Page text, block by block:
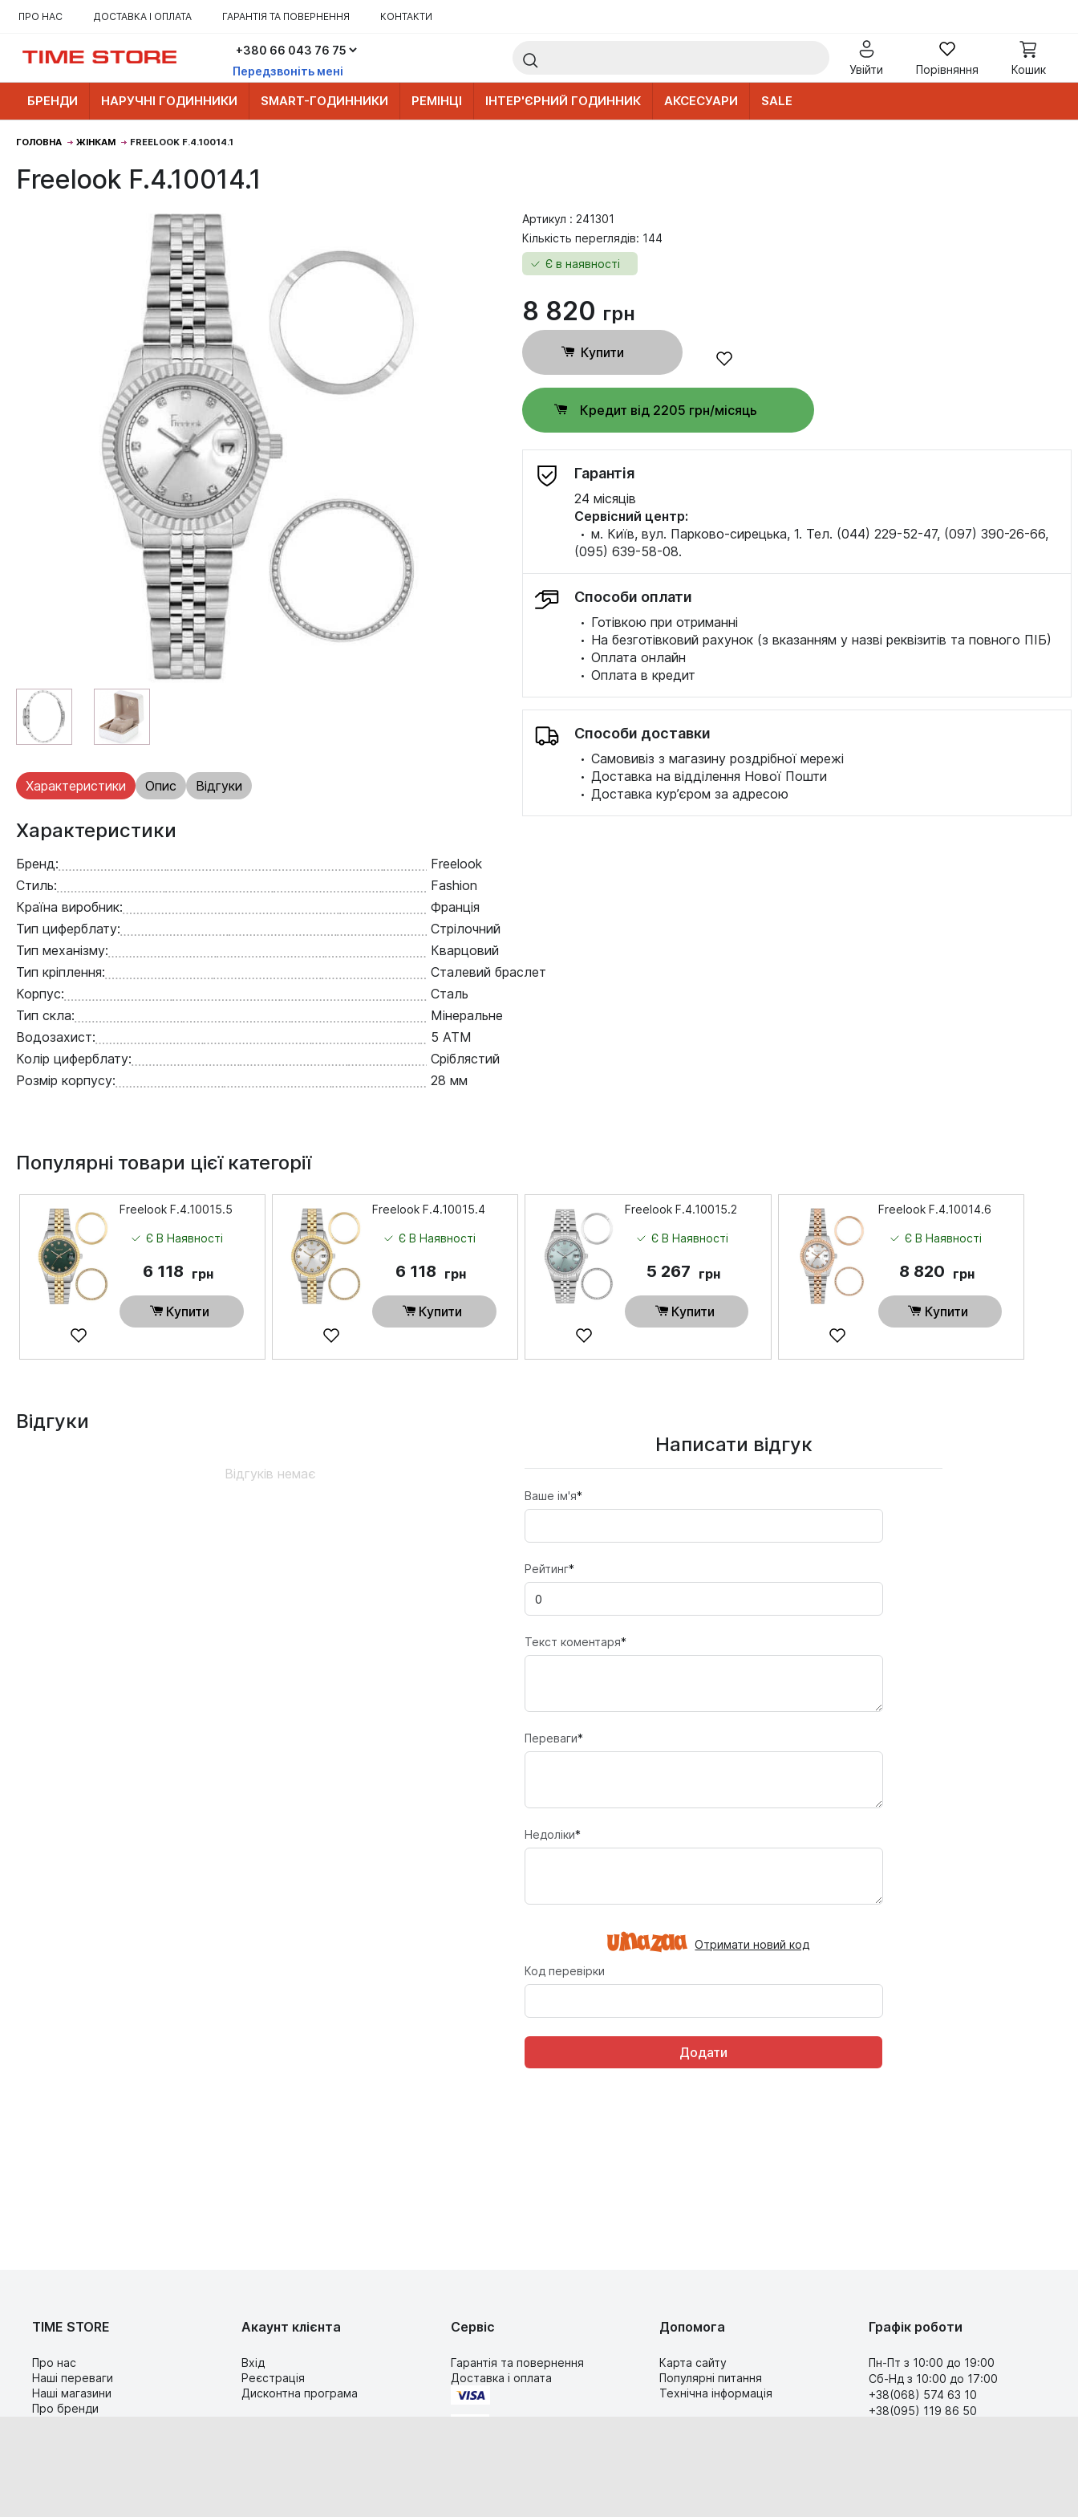
ПРО НАС ДОСТАВКА І ОПЛАТА ГАРАНТІЯ ТА ПОВЕРНЕННЯ КОНТАКТИ
Передзвоніть мені Увійти Порівняння Кошик
БРЕНДИ НАРУЧНІ ГОДИННИКИ SMART-ГОДИННИКИ РЕМІНЦІ ІНТЕР'ЄРНИЙ ГОДИННИК АКСЕСУАРИ SALE
ГОЛОВНА ЖІНКАМ FREELOOK F.4.10014.1
Freelook F.4.10014.1
Характеристики Опис Відгуки
Артикул : 241301
Кількість переглядів: 144
Є в наявності
8 820 грн
Купити
Кредит від 2205 грн/місяць
Гарантія
24 місяців
Сервісний центр:
·м. Київ, вул. Парково-сирецька, 1. Тел. (044) 229-52-47, (097) 390-26-66,
(095) 639-58-08.
Способи оплати
· Готівкою при отриманні
· На безготівковий рахунок (з вказанням у назві реквізитів та повного ПІБ)
·Оплата онлайн
·Оплата в кредит
Способи доставки
·Самовивіз з магазину роздрібної мережі
·Доставка на відділення Нової Пошти
·Доставка кур’єром за адресою
Характеристики
Бренд:
Freelook
Стиль:
Fashion
Країна виробник:
Франція
Тип циферблату:
Стрілочний
Тип механізму:
Кварцовий
Тип кріплення:
Сталевий браслет
Корпус:
Сталь
Тип скла:
Мінеральне
Водозахист:
5 ATM
Колір циферблату:
Сріблястий
Розмір корпусу:
28 мм
Популярні товари цієї категорії
Freelook F.4.10015.5
Є В Наявності
6 118 грн
Купити
Freelook F.4.10015.4
Є В Наявності
6 118 грн
Купити
Freelook F.4.10015.2
Є В Наявності
5 267 грн
Купити
Freelook F.4.10014.6
Є В Наявності
8 820 грн
Купити
Відгуки
Відгуків немає
Написати відгук
Ваше ім'я*
Рейтинг*
Текст коментаря*
Переваги*
Недоліки*
Отримати новий код
Код перевірки
TIME STORE
Про нас
Наші переваги
Наші магазини
Про бренди
Акаунт клієнта
Вхід
Реєстрація
Дисконтна програма
Сервіс
Гарантія та повернення
Доставка і оплата
Допомога
Карта сайту
Популярні питання
Технічна інформація
Графік роботи
Пн-Пт з 10:00 до 19:00
Сб-Нд з 10:00 до 17:00
+38(068) 574 63 10
+38(095) 119 86 50